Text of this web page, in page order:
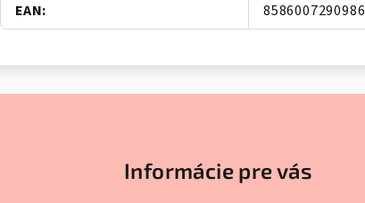
EAN: 8586007290986
Informácie pre vás